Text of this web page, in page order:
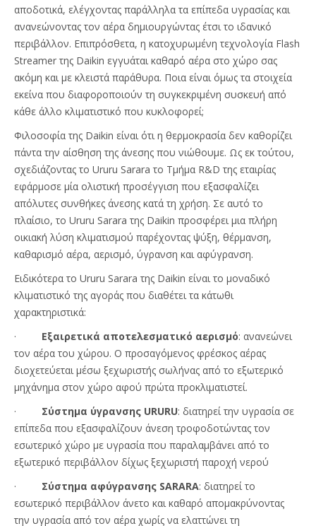
αποδοτικά, ελέγχοντας παράλληλα τα επίπεδα υγρασίας και
ανανεώνοντας τον αέρα δημιουργώντας έτσι το ιδανικό
περιβάλλον. Επιπρόσθετα, η κατοχυρωμένη τεχνολογία Flash
Streamer της Daikin εγγυάται καθαρό αέρα στο χώρο σας
ακόμη και με κλειστά παράθυρα. Ποια είναι όμως τα στοιχεία
εκείνα που διαφοροποιούν τη συγκεκριμένη συσκευή από
κάθε άλλο κλιματιστικό που κυκλοφορεί;
Φιλοσοφία της Daikin είναι ότι η θερμοκρασία δεν καθορίζει
πάντα την αίσθηση της άνεσης που νιώθουμε. Ως εκ τούτου,
σχεδιάζοντας το Ururu Sarara το Τμήμα R&D της εταιρίας
εφάρμοσε μία ολιστική προσέγγιση που εξασφαλίζει
απόλυτες συνθήκες άνεσης κατά τη χρήση. Σε αυτό το
πλαίσιο, το Ururu Sarara της Daikin προσφέρει μια πλήρη
οικιακή λύση κλιματισμού παρέχοντας ψύξη, θέρμανση,
καθαρισμό αέρα, αερισμό, ύγρανση και αφύγρανση.
Ειδικότερα το Ururu Sarara της Daikin είναι το μοναδικό
κλιματιστικό της αγοράς που διαθέτει τα κάτωθι
χαρακτηριστικά:
· Εξαιρετικά αποτελεσματικό αερισμό: ανανεώνει
τον αέρα του χώρου. Ο προσαγόμενος φρέσκος αέρας
διοχετεύεται μέσω ξεχωριστής σωλήνας από το εξωτερικό
μηχάνημα στον χώρο αφού πρώτα προκλιματιστεί.
· Σύστημα ύγρανσης URURU: διατηρεί την υγρασία σε
επίπεδα που εξασφαλίζουν άνεση τροφοδοτώντας τον
εσωτερικό χώρο με υγρασία που παραλαμβάνει από το
εξωτερικό περιβάλλον δίχως ξεχωριστή παροχή νερού
· Σύστημα αφύγρανσης SARARA: διατηρεί το
εσωτερικό περιβάλλον άνετο και καθαρό απομακρύνοντας
την υγρασία από τον αέρα χωρίς να ελαττώνει τη